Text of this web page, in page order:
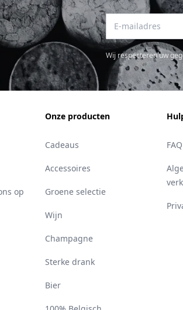
E-mailadres
Wij respecteren uw
op
Onze producten
Cadeaus
Accessoires
Groene selectie
Wijn
Champagne
Sterke drank
Bier
FAQ